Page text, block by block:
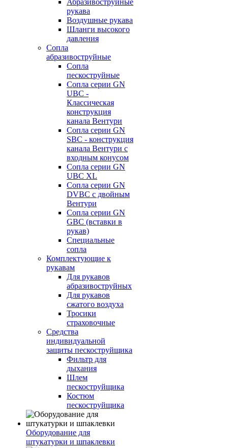
Абразивоструйные
рукава
Воздушные рукава
Шланги высокого
давления
Сопла
абразивоструйные
Сопла
пескоструйные
Сопла серии GN
UBC -
Классическая
конструкция
канала Вентури
Сопла серии GN
SBC - конструкция
канала Вентури c
входным конусом
Сопла серии GN
UBC XL
Сопла серии GN
DVBC с двойным
Вентури
Сопла серии GN
GBC (вставки в
рукав)
Специальные
сопла
Комплектующие к
рукавам
Для рукавов
абразивоструйных
Для рукавов
сжатого воздуха
Тросики
страховочные
Средства
индивидуальной
защиты пескоструйщика
Фильтр для
дыхания
Шлем
пескоструйщика
Костюм
пескоструйщика
Оборудование для
штукатурки и шпаклевки